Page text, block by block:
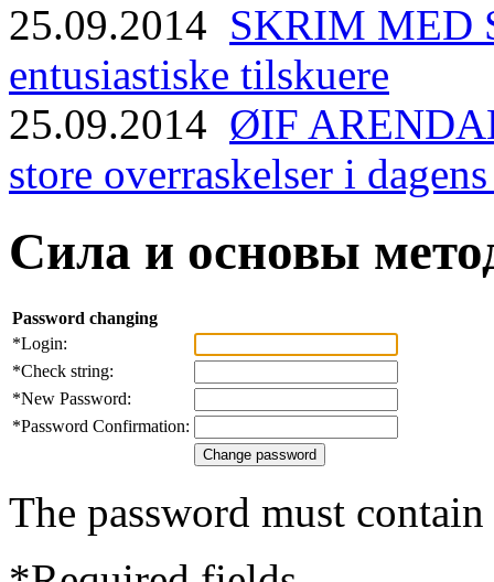
25.09.2014 SKRIM MED
entusiastiske tilskuere
25.09.2014 ØIF
store overraskelser i
Сила и основы
Password changing
*Login:
*Check string:
*New Password:
*Password Confirmation:
The password must